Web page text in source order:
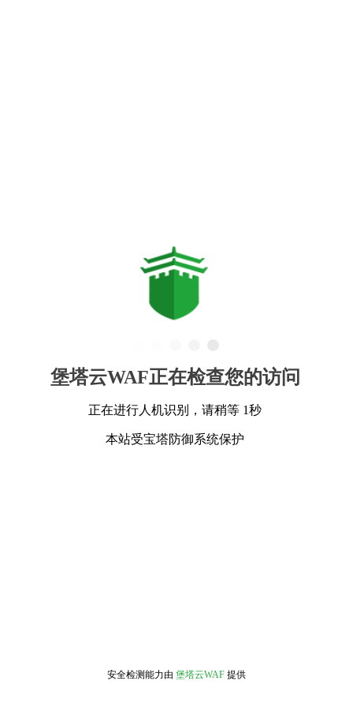
堡塔云WAF正在检查您的访问
正在进行人机识别，请稍等 1秒
本站受宝塔防御系统保护
安全检测能力由 堡塔云WAF 提供